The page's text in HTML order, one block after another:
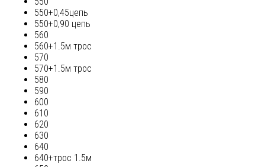
550+0,45цепь
550+0,90 цепь
560
560+1.5м трос
570
570+1.5м трос
580
590
600
610
620
630
640
640+трос 1.5м